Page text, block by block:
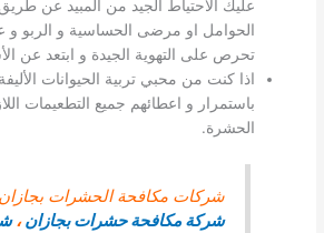
عليك الاحتياط الجيد من المبيد عن
الحوامل او مرضى الحساسية و الربو و
تحرص على التهوية الجيدة و ابتعد عن
اذا كنت من محبي تربية الحيوانات
باستمرار و اعطائهم جميع التطعيمات
الحشرة.
شركات مكافحة الحشرات بجازان
شركة مكافحة حشرات بجازان،